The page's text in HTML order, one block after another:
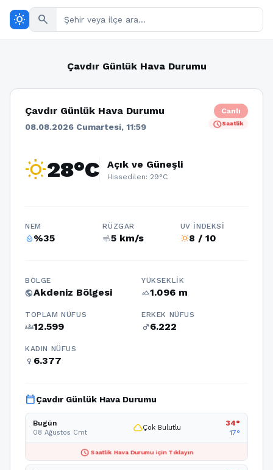
wb_sunny search
Çavdır Günlük Hava Durumu
Çavdır Günlük Hava Durumu
08.08.2026 Cumartesi, 11:59
Canlı
scheduleSaatlik
wb_sunny28°C Açık ve Güneşli
Hissedilen: 29°C
NEM
humidity_percentage%35
RÜZGAR
air5 km/s
UV İNDEKSI
wb_sunny8 / 10
BÖLGE
publicAkdeniz Bölgesi
YÜKSEKLIK
terrain1.096 m
TOPLAM NÜFUS
groups12.599
ERKEK NÜFUS
male6.222
KADIN NÜFUS
female 6.377
calendar_todayÇavdır Günlük Hava Durumu
Bugün
08 Ağustos Cmt cloudÇok Bulutlu
34°
17°
schedule Saatlik Hava Durumu için Tıklayın